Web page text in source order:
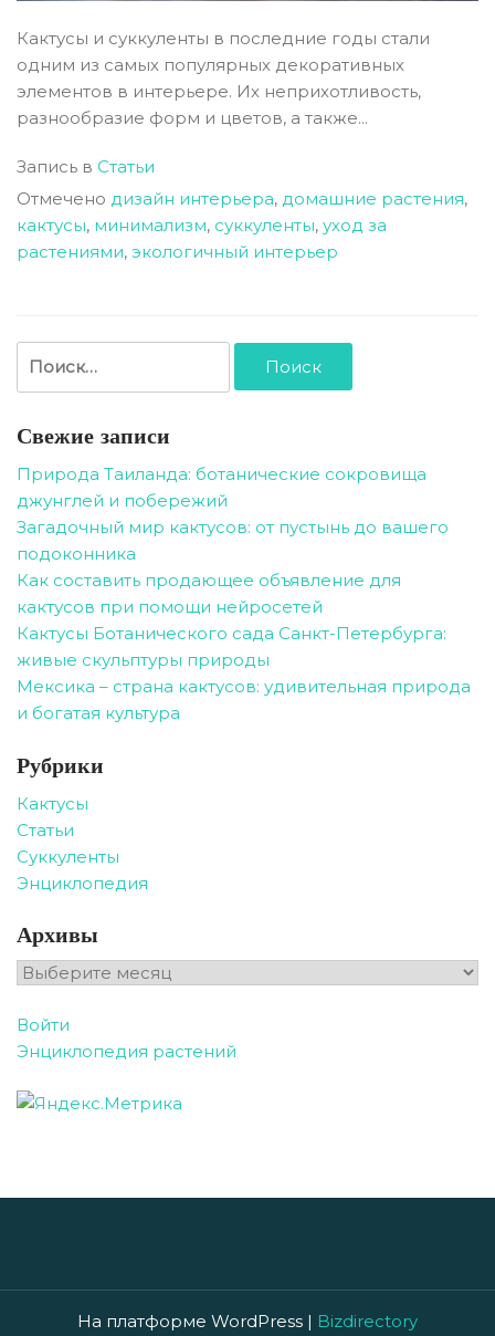
Кактусы и суккуленты в последние годы стали
одним из самых популярных декоративных
элементов в интерьере. Их неприхотливость,
разнообразие форм и цветов, а также...
Запись в Статьи
Отмечено дизайн интерьера, домашние растения,
кактусы, минимализм, суккуленты, уход за
растениями, экологичный интерьер
Свежие записи
Природа Таиланда: ботанические сокровища
джунглей и побережий
Загадочный мир кактусов: от пустынь до вашего
подоконника
Как составить продающее объявление для
кактусов при помощи нейросетей
Кактусы Ботанического сада Санкт-Петербурга:
живые скульптуры природы
Мексика – страна кактусов: удивительная природа
и богатая культура
Рубрики
Кактусы
Статьи
Суккуленты
Энциклопедия
Архивы
Архивы
Войти
Энциклопедия растений
На платформе WordPress | Bizdirectory